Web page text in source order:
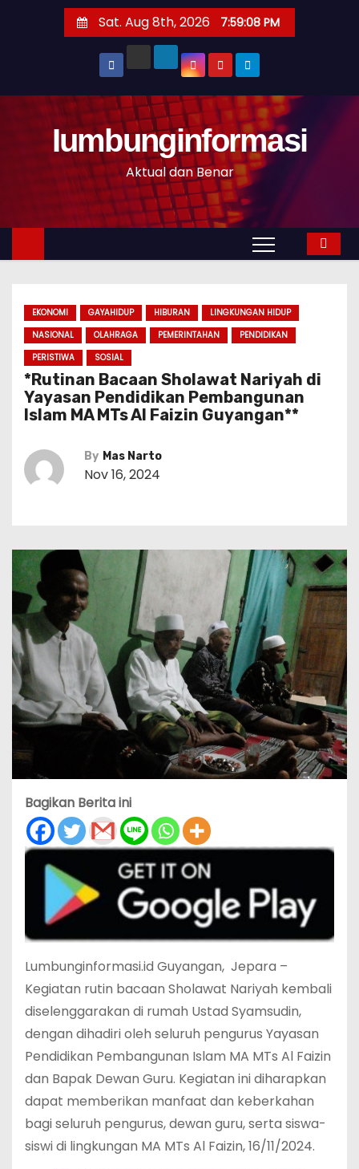
t
n
Sat. Aug 8th, 2026 7:59:09 PM
Iumbunginformasi
Aktual dan Benar
EKONOMI GAYAHIDUP HIBURAN
LINGKUNGAN HIDUP
NASIONAL
OLAHRAGA PEMERINTAHAN
PENDIDIKAN
PERISTIWA
SOSIAL
*Rutinan Bacaan Sholawat Nariyah di
Yayasan Pendidikan Pembangunan
Islam MA MTs Al Faizin Guyangan**
By Mas Narto
Nov 16, 2024
Bagikan Berita ini
Lumbunginformasi.id Guyangan, Jepara –
Kegiatan rutin bacaan Sholawat Nariyah kembali
diselenggarakan di rumah Ustad Syamsudin,
dengan dihadiri oleh seluruh pengurus Yayasan
Pendidikan Pembangunan Islam MA MTs Al Faizin
dan Bapak Dewan Guru. Kegiatan ini diharapkan
dapat memberikan manfaat dan keberkahan
bagi seluruh pengurus, dewan guru, serta siswa-
siswi di lingkungan MA MTs Al Faizin, 16/11/2024.